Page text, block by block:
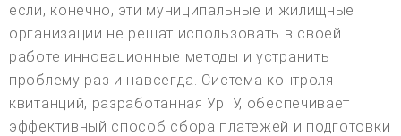
если, конечно, эти муниципальные и жилищные
организации не решат использовать в своей
работе инновационные методы и устранить
проблему раз и навсегда. Система контроля
квитанций, разработанная УрГУ, обеспечивает
эффективный способ сбора платежей и подготовки